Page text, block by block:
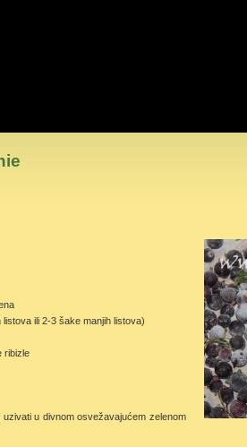
ili 2-3 šake manjih listova)
ribizle
u divnom osvežavajućem zelenom